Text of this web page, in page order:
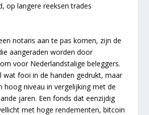
op langere reeksen trades
notaris aan te pas komen, zijn de
aangeraden worden door
voor Nederlandstalige beleggers.
wat fooi in de handen gedrukt, maar
hoog niveau in vergelijking met de
jaren. Een fonds dat eenzijdig
met hoge rendementen, bitcoin